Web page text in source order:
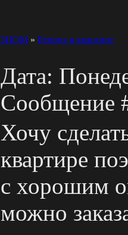
» Ремонт в квартире
Дата:
Сообщение
Хочу
квартире
с хорошим
можно